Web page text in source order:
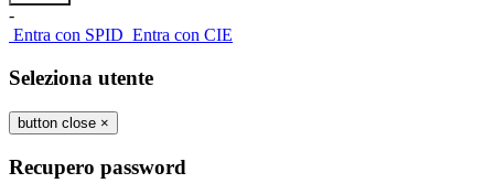
-
Entra con SPID Entra con CIE
Seleziona utente
button close ×
Recupero password